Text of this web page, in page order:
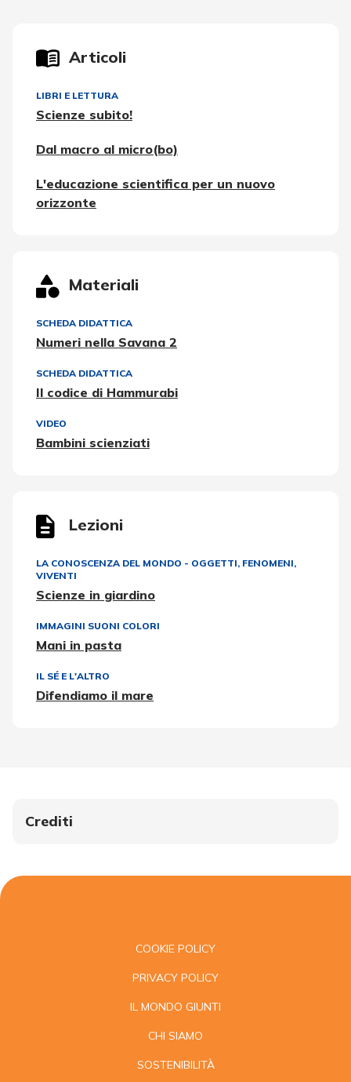
Articoli
LIBRI E LETTURA
Scienze subito!
Dal macro al micro(bo)
L'educazione scientifica per un nuovo
orizzonte
Materiali
SCHEDA DIDATTICA
Numeri nella Savana 2
SCHEDA DIDATTICA
Il codice di Hammurabi
VIDEO
Bambini scienziati
Lezioni
LA CONOSCENZA DEL MONDO - OGGETTI, FENOMENI,
VIVENTI
Scienze in giardino
IMMAGINI SUONI COLORI
Mani in pasta
IL SÉ E L'ALTRO
Difendiamo il mare
Crediti
COOKIE POLICY
PRIVACY POLICY
IL MONDO GIUNTI
CHI SIAMO
SOSTENIBILITÀ